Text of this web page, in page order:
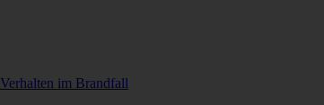
Verhalten im Brandfall